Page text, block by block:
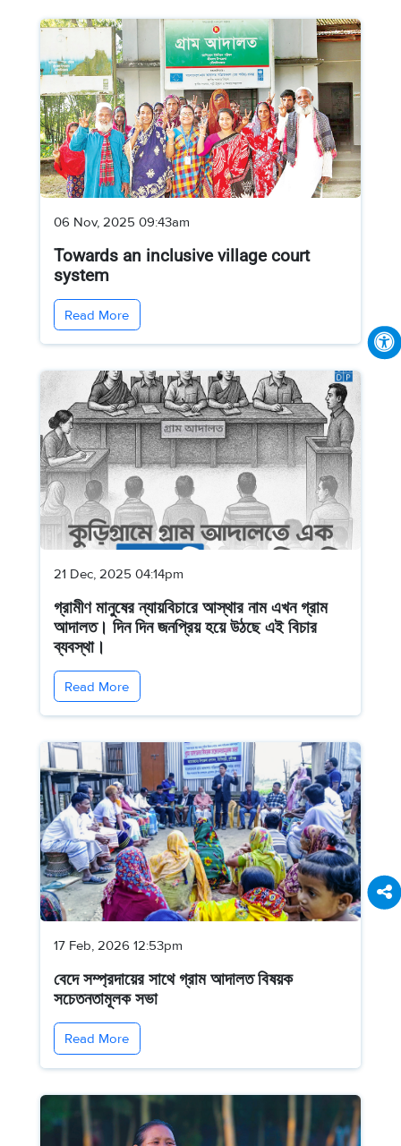
06 Nov, 2025 09:43am
Towards an inclusive village court
system
Read More
21 Dec, 2025 04:14pm
গ্রামীণ মানুষের ন্যায়বিচারে আস্থার নাম এখন গ্রাম
আদালত। দিন দিন জনপ্রিয় হয়ে উঠছে এই বিচার
ব্যবস্থা।
Read More
17 Feb, 2026 12:53pm
বেদে সম্প্রদায়ের সাথে গ্রাম আদালত বিষয়ক
সচেতনতামূলক সভা
Read More